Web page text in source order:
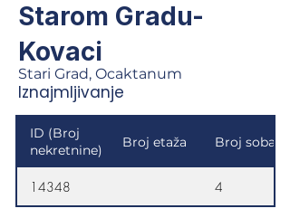
Starom Gradu-
Kovaci
Stari Grad, Ocaktanum
Iznajmljivanje
ID (Broj
nekretnine)
Broj etaža Broj soba
14348 4